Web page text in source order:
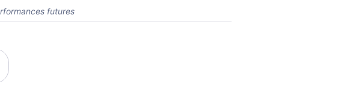
futures